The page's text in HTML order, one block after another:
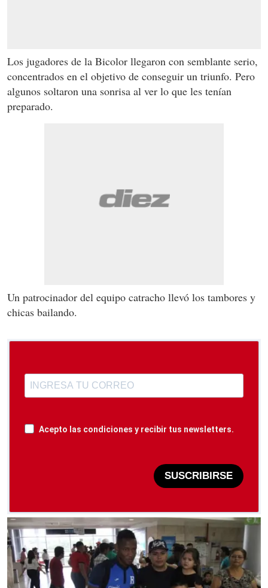
Los jugadores de la Bicolor llegaron con semblante serio,
concentrados en el objetivo de conseguir un triunfo. Pero
algunos soltaron una sonrisa al ver lo que les tenían
preparado.
Un patrocinador del equipo catracho llevó los tambores y
chicas bailando.
Acepto las condiciones y recibir tus newsletters.
SUSCRIBIRSE